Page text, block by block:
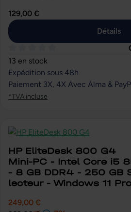
129,00 €
Détails
Note moyenne de 0 sur 5 étoiles
13 en stock
Expédition sous 48h
Paiement 3X, 4X Avec Alma &
*TVA incluse
HP EliteDesk 800 G4
Mini-PC - Intel Core i5
- 8 GB DDR4 - 250 GB
lecteur - Windows 11
249,00 €